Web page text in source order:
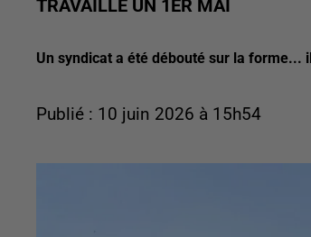
TRAVAILLÉ UN 1ER MAI
Un syndicat a été débouté sur la forme...
Publié : 10 juin 2026 à 15h54